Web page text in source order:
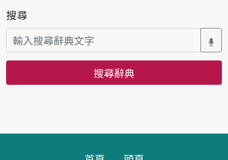
搜尋
搜尋辭典